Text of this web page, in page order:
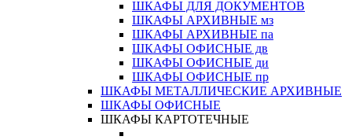
ШКАФЫ ДЛЯ ДОКУМЕНТОВ
ШКАФЫ АРХИВНЫЕ мз
ШКАФЫ АРХИВНЫЕ па
ШКАФЫ ОФИСНЫЕ дв
ШКАФЫ ОФИСНЫЕ ди
ШКАФЫ ОФИСНЫЕ пр
ШКАФЫ МЕТАЛЛИЧЕСКИЕ АРХИВНЫЕ
ШКАФЫ ОФИСНЫЕ
ШКАФЫ КАРТОТЕЧНЫЕ